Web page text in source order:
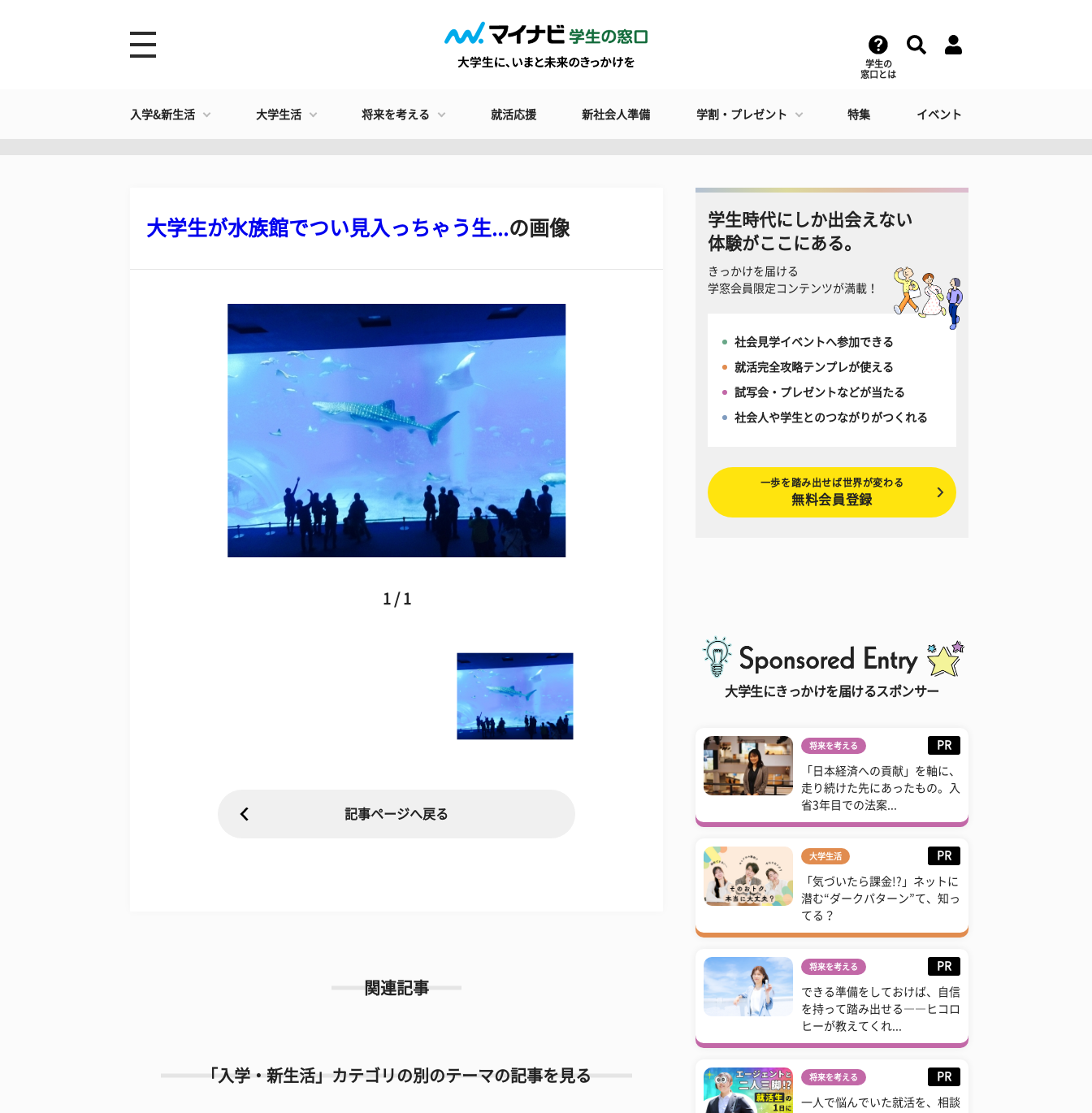
学生の
窓口とは
入学&新生活 大学生活 将来を考える 就活応援 新社会人準備 学割・プレゼント 特集 イベント
大学生が水族館でつい見入っちゃう生...の画像
1 / 1
記事ページへ戻る
関連記事
「入学・新生活」カテゴリの別のテーマの記事を見る
学生時代にしか出会えない
体験がここにある。
きっかけを届ける
学窓会員限定コンテンツが満載！
社会見学イベントへ参加できる
就活完全攻略テンプレが使える
試写会・プレゼントなどが当たる
社会人や学生とのつながりがつくれる
一歩を踏み出せば世界が変わる
無料会員登録
大学生にきっかけを届けるスポンサー
将来を考える PR
「日本経済への貢献」を軸に、
走り続けた先にあったもの。入
省3年目での法案...
大学生活 PR
「気づいたら課金!?」ネットに
潜む“ダークパターン”て、知っ
てる？
将来を考える PR
できる準備をしておけば、自信
を持って踏み出せる――ヒコロ
ヒーが教えてくれ...
将来を考える PR
一人で悩んでいた就活を、相談